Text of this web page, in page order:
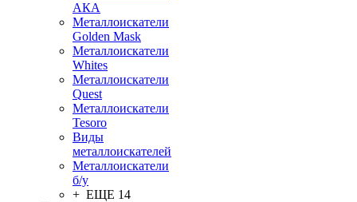
АКА
Металлоискатели
Golden Mask
Металлоискатели
Whites
Металлоискатели
Quest
Металлоискатели
Tesoro
Виды
металлоискателей
Металлоискатели
б/у
+ ЕЩЕ 14